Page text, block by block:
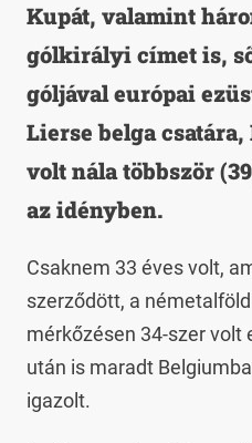
Kupát, valamint
gólkirályi címet is,
góljával európai
Lierse belga
volt nála többször
az idényben.
Csaknem 33 éves volt,
szerződött, a
mérkőzésen 34-szer volt
után is maradt
igazolt.